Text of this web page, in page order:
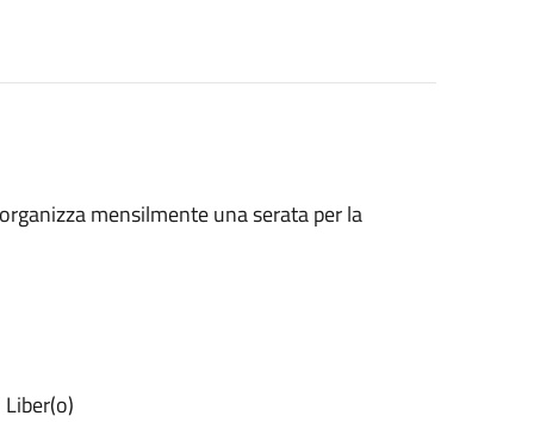
mensilmente una serata per la